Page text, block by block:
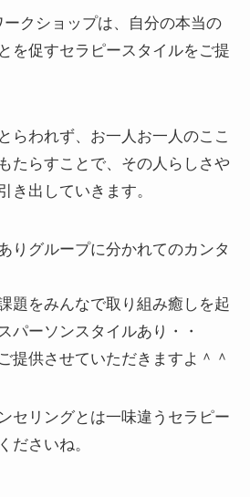
ークショップは、自分の本当の
を促すセラピースタイルをご提
らわれず、お一人お一人のここ
たらすことで、その人らしさや
き出していきます。
りグループに分かれてのカンタ
題をみんなで取り組み癒しを起
パーソンスタイルあり・・
提供させていただきますよ＾＾
セリングとは一味違うセラピー
ださいね。